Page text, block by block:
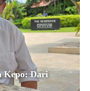
Kepo: Dari